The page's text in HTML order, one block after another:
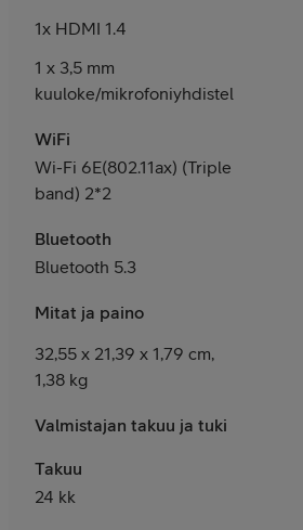
1x HDMI 1.4
1 x 3,5 mm
kuuloke/mikrofoniyhdistelmäliitäntä
WiFi
Wi-Fi 6E(802.11ax) (Triple
band) 2*2
Bluetooth
Bluetooth 5.3
Mitat ja paino
32,55 x 21,39 x 1,79 cm,
1,38 kg
Valmistajan takuu ja tuki
Takuu
24 kk